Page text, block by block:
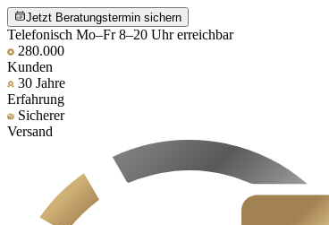
Jetzt Beratungstermin sichern
Telefonisch Mo–Fr 8–20 Uhr erreichbar
280.000
Kunden
30 Jahre
Erfahrung
Sicherer
Versand